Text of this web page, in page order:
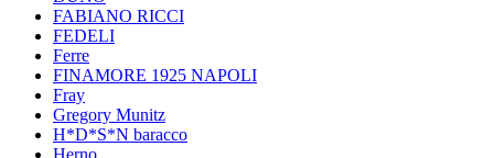
FABIANO RICCI
FEDELI
Ferre
FINAMORE 1925 NAPOLI
Fray
Gregory Munitz
H*D*S*N baracco
Herno